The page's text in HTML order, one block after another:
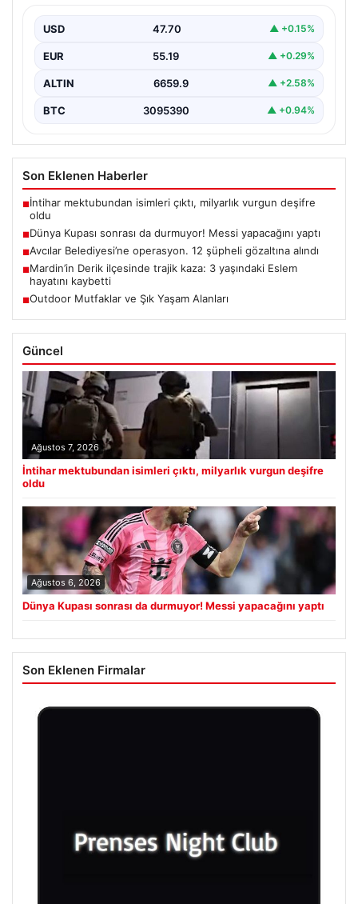
USD 47.70 ▲ +0.15%
EUR 55.19 ▲ +0.29%
ALTIN 6659.9 ▲ +2.58%
BTC 3095390 ▲ +0.94%
Son Eklenen Haberler
■İntihar mektubundan isimleri çıktı, milyarlık vurgun deşifre
oldu
■Dünya Kupası sonrası da durmuyor! Messi yapacağını yaptı
■Avcılar Belediyesi’ne operasyon. 12 şüpheli gözaltına alındı
■Mardin’in Derik ilçesinde trajik kaza: 3 yaşındaki Eslem
hayatını kaybetti
■Outdoor Mutfaklar ve Şık Yaşam Alanları
Güncel
Ağustos 7, 2026
İntihar mektubundan isimleri çıktı, milyarlık vurgun deşifre
oldu
Ağustos 6, 2026
Dünya Kupası sonrası da durmuyor! Messi yapacağını yaptı
Son Eklenen Firmalar